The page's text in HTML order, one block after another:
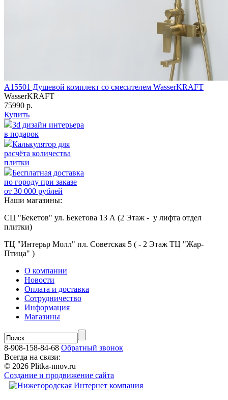
A15501 Душевой комплект со смесителем WasserKRAFT
WasserKRAFT
75990 р.
Купить
3d дизайн интерьера
в подарок
Калькулятор для
расчёта количества
плитки
Бесплатная доставка
по городу при заказе
от 30 000 рублей
Наши магазины:
СЦ "Бекетов" ул. Бекетова 13 А (2 Этаж - у лифта отдел
плитки)
ТЦ "Интерьр Молл" пл. Советская 5 ( - 2 Этаж ТЦ "Жар-
Птица" )
О компании
Новости
Оплата и доставка
Сотрудничество
Информация
Магазины
8-908-158-84-68 Обратный звонок
Всегда на связи:
© 2026 Plitka-nnov.ru
Создание и продвижение сайта